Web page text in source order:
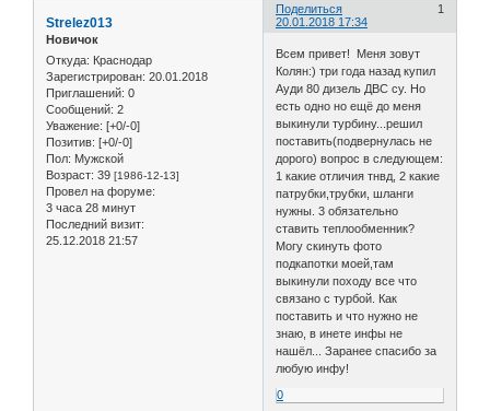
Поделиться
1
20.01.2018 17:34
Strelez013
Новичок
Откуда: Краснодар
Зарегистрирован: 20.01.2018
Приглашений: 0
Сообщений: 2
Уважение: [+0/-0]
Позитив: [+0/-0]
Пол: Мужской
Возраст: 39 [1986-12-13]
Провел на форуме:
3 часа 28 минут
Последний визит:
25.12.2018 21:57
Всем привет! Меня зовут
Колян:) три года назад купил
Ауди 80 дизель ДВС cy. Но
есть одно но ещё до меня
выкинули турбину...решил
поставить(подвернулась не
дорого) вопрос в следующем:
1 какие отличия тнвд, 2 какие
патрубки,трубки, шланги
нужны. 3 обязательно
ставить теплообменник?
Могу скинуть фото
подкапотки моей,там
выкинули походу все что
связано с турбой. Как
поставить и что нужно не
знаю, в инете инфы не
нашёл... Заранее спасибо за
любую инфу!
0